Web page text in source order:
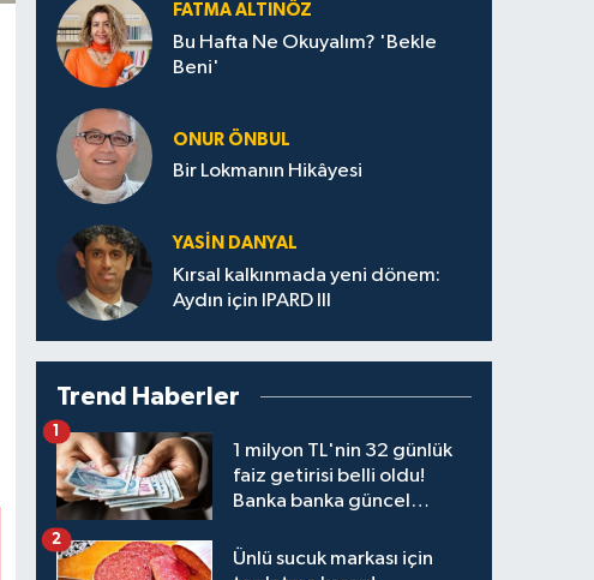
FATMA ALTINÖZ
Bu Hafta Ne Okuyalım? 'Bekle
Beni'
ONUR ÖNBUL
Bir Lokmanın Hikâyesi
YASIN DANYAL
Kırsal kalkınmada yeni dönem:
Aydın için IPARD III
Trend Haberler
1 milyon TL'nin 32 günlük
faiz getirisi belli oldu!
Banka banka güncel
1
Ünlü sucuk markası için
2